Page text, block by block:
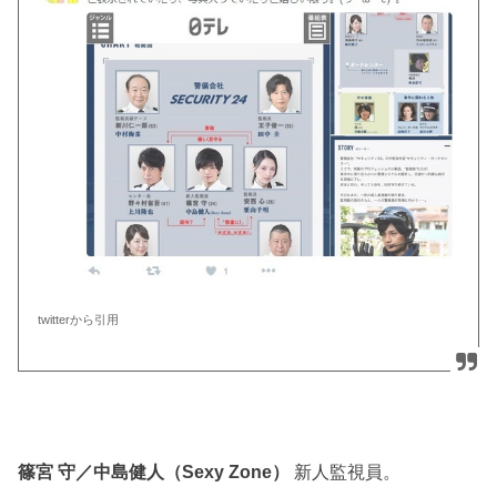
twitterから引用
篠宮 守／中島健人（Sexy Zone） 新人監視員。